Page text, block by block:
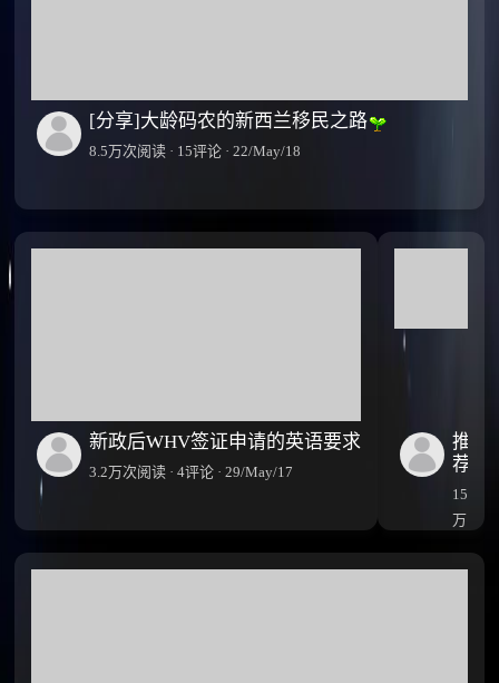
[分享]大龄码农的新西兰移民之路
8.5万次阅读 · 15评论 · 22/May/18
新政后WHV签证申请的英语要求
3.2万次阅读 · 4评论 · 29/May/17
推
荐:
历
狗
血
折
15.7
万
阅